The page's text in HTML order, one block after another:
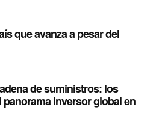
que avanza a pesar del
de suministros: los
inversor global en